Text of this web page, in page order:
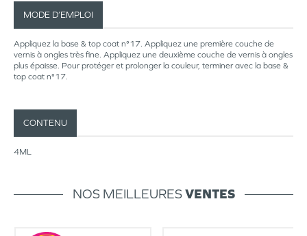
MODE D’EMPLOI
Appliquez la base & top coat n°17. Appliquez une première couche de
vernis à ongles très fine. Appliquez une deuxième couche de vernis à ongles
plus épaisse. Pour protéger et prolonger la couleur, terminer avec la base &
top coat n°17.
CONTENU
4ML
NOS MEILLEURESVENTES